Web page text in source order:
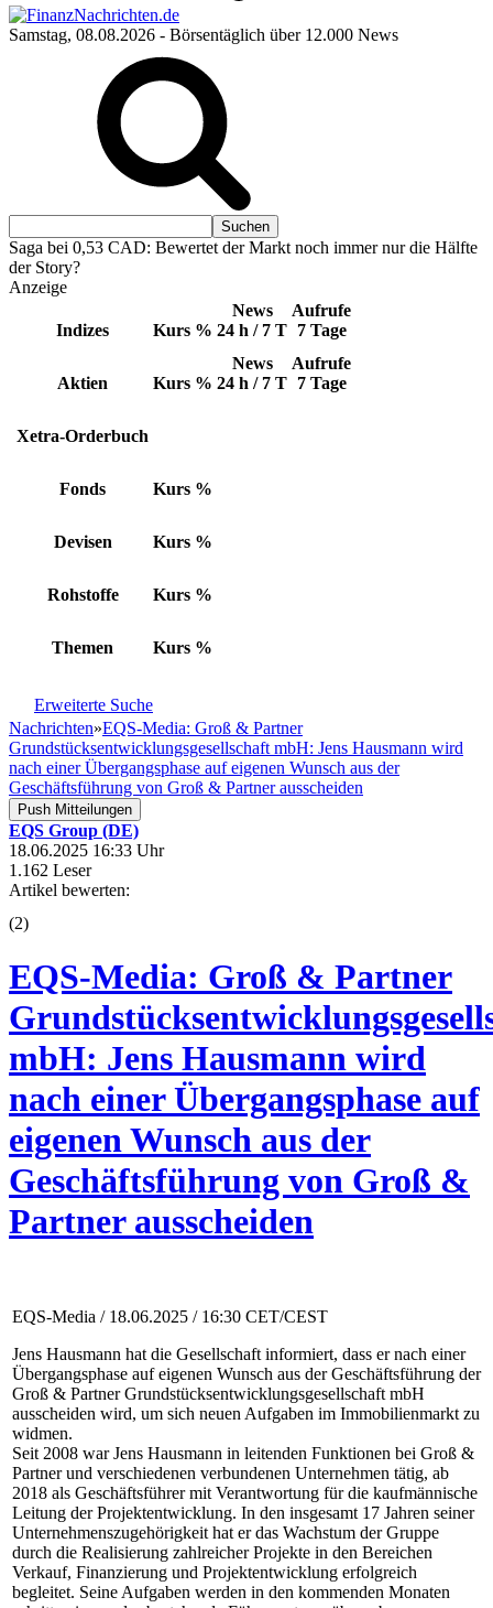
Samstag, 08.08.2026 - Börsentäglich über 12.000 News
Saga bei 0,53 CAD: Bewertet der Markt noch immer nur die Hälfte
der Story?
Anzeige
Indizes Kurs %
News
24 h / 7 T
Aufrufe
7 Tage
Aktien Kurs %
News
24 h / 7 T
Aufrufe
7 Tage
Xetra-Orderbuch
Fonds Kurs %
Devisen Kurs %
Rohstoffe Kurs %
Themen Kurs %
Erweiterte Suche
Nachrichten»EQS-Media: Groß & Partner
Grundstücksentwicklungsgesellschaft mbH: Jens Hausmann wird
nach einer Übergangsphase auf eigenen Wunsch aus der
Geschäftsführung von Groß & Partner ausscheiden
Push Mitteilungen
EQS Group (DE)
18.06.2025 16:33 Uhr
1.162 Leser
Artikel bewerten:
(2)
EQS-Media: Groß & Partner
mbH: Jens Hausmann wird
nach einer Übergangsphase auf
eigenen Wunsch aus der
Geschäftsführung von Groß &
Partner ausscheiden
EQS-Media / 18.06.2025 / 16:30 CET/CEST
Jens Hausmann hat die Gesellschaft informiert, dass er nach einer
Übergangsphase auf eigenen Wunsch aus der Geschäftsführung der
Groß & Partner Grundstücksentwicklungsgesellschaft mbH
ausscheiden wird, um sich neuen Aufgaben im Immobilienmarkt zu
widmen.
Seit 2008 war Jens Hausmann in leitenden Funktionen bei Groß &
Partner und verschiedenen verbundenen Unternehmen tätig, ab
2018 als Geschäftsführer mit Verantwortung für die kaufmännische
Leitung der Projektentwicklung. In den insgesamt 17 Jahren seiner
Unternehmenszugehörigkeit hat er das Wachstum der Gruppe
durch die Realisierung zahlreicher Projekte in den Bereichen
Verkauf, Finanzierung und Projektentwicklung erfolgreich
begleitet. Seine Aufgaben werden in den kommenden Monaten